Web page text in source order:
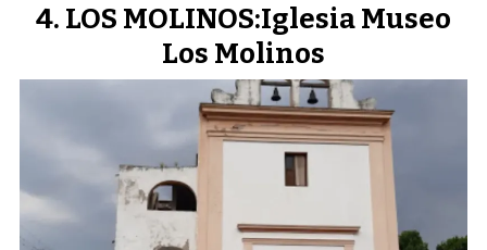
LOS MOLINOS:Iglesia Museo
Los Molinos